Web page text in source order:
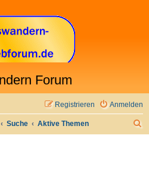
Forum
Anmelden
Registrieren
Suche Aktive Themen